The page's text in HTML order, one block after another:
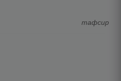
тафсир